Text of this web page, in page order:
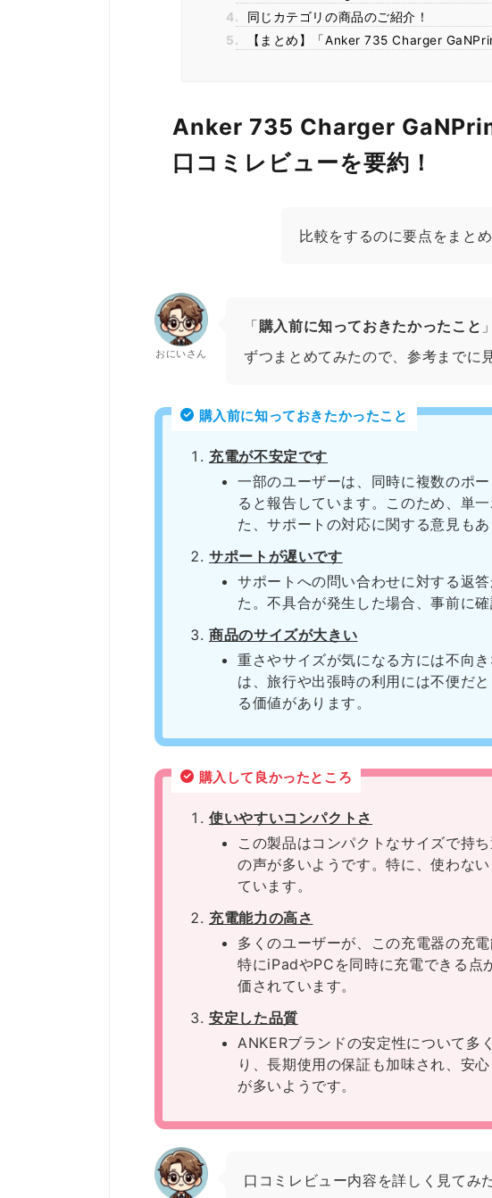
4.
同じカテゴリの商品のご紹介！
5.
【まとめ】「Anker 735 Charger
Anker 735 Charger
口コミレビューを要約！
比較をするのに要点をまと
おにいさん
「購入前に知っておきたかったこと
ずつまとめてみたので、参考までに
購入前に知っておきたかったこと
充電が不安定です
一部のユーザーは、同時に複数のポ
ると報告しています。このため、単
た、サポートの対応に関する意見もあ
サポートが遅いです
サポートへの問い合わせに対する返
た。不具合が発生した場合、事前に
商品のサイズが大きい
重さやサイズが気になる方には不向
は、旅行や出張時の利用には不便だ
る価値があります。
購入して良かったところ
使いやすいコンパクトさ
この製品はコンパクトなサイズで持
の声が多いようです。特に、使わな
ています。
充電能力の高さ
多くのユーザーが、この充電器の充
特にiPadやPCを同時に充電できる点
価されています。
安定した品質
ANKERブランドの安定性について多
り、長期使用の保証も加味され、安
が多いようです。
口コミレビュー内容を詳しく見てみ